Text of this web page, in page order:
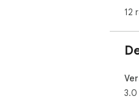
12
3.0